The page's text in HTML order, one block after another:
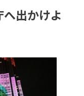
出かけよ